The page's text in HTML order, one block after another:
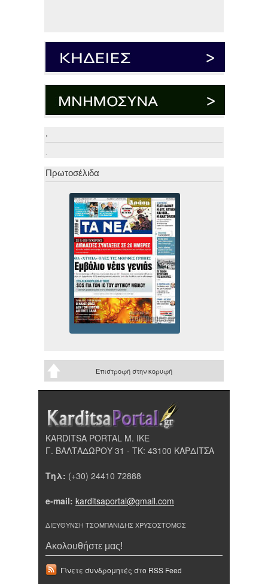
.
Πρωτοσέλιδα
Επιστροφή στην κορυφή
KARDITSA PORTAL Μ. ΙΚΕ
Γ. ΒΑΛΤΑΔΩΡΟΥ 31 - ΤΚ: 43100 ΚΑΡΔΙΤΣΑ
Τηλ: (+30) 24410 72888
e-mail: karditsaportal@gmail.com
ΔΙΕΥΘΥΝΣΗ ΤΣΟΜΠΑΝΙΔΗΣ ΧΡΥΣΟΣΤΟΜΟΣ
Ακολουθήστε μας!
Γίνετε συνδρομητές στο RSS Feed